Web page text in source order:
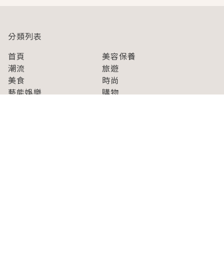
分類列表
首頁
美容保養
潮流
旅遊
美食
時尚
藝能娛樂
購物